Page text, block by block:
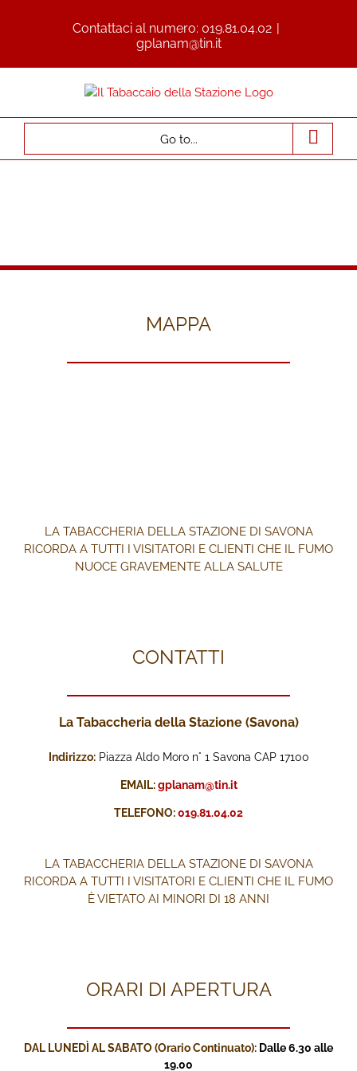
Contattaci al numero: 019.81.04.02 |
gplanam@tin.it
Go to...
MAPPA
LA TABACCHERIA DELLA STAZIONE DI SAVONA
RICORDA A TUTTI I VISITATORI E CLIENTI CHE IL FUMO
NUOCE GRAVEMENTE ALLA SALUTE
CONTATTI
La Tabaccheria della Stazione (Savona)
Indirizzo:Piazza Aldo Moro n° 1 Savona CAP 17100
EMAIL: gplanam@tin.it
TELEFONO:019.81.04.02
LA TABACCHERIA DELLA STAZIONE DI SAVONA
RICORDA A TUTTI I VISITATORI E CLIENTI CHE IL FUMO
È VIETATO AI MINORI DI 18 ANNI
ORARI DI APERTURA
DAL LUNEDÌ AL SABATO (Orario Continuato): Dalle 6.30 alle
19.00